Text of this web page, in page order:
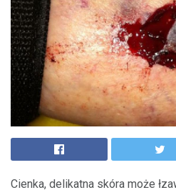
Cienka, delikatna skóra może